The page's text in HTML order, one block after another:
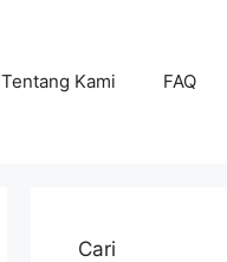
Tentang Kami FAQ
Cari